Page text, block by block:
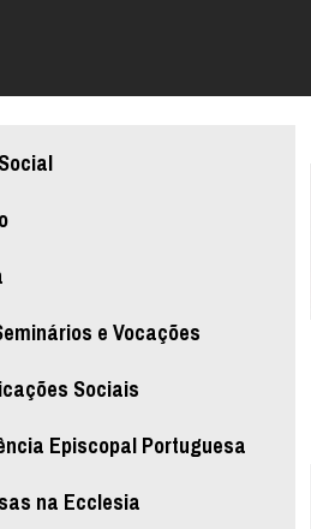
e Vocações
Sociais
Episcopal Portuguesa
na Ecclesia